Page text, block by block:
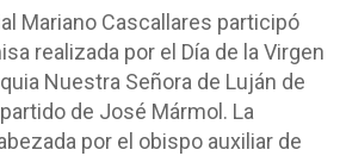
Mariano Cascallares participó
realizada por el Día de la Virgen
Nuestra Señora de Luján de
de José Mármol. La
por el obispo auxiliar de